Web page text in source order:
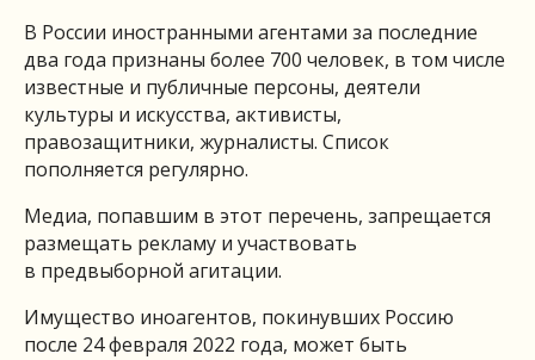
В России иностранными агентами за последние
два года признаны более 700 человек, в том числе
известные и публичные персоны, деятели
культуры и искусства, активисты,
правозащитники, журналисты. Список
пополняется регулярно.
Медиа, попавшим в этот перечень, запрещается
размещать рекламу и участвовать
в предвыборной агитации.
Имущество иноагентов, покинувших Россию
после 24 февраля 2022 года, может быть